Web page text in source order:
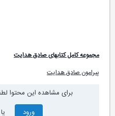
مجموعه کامل کتابهای صادق هدایت
پیرامون صادق هدایت
برای مشاهده این محتوا
ورود